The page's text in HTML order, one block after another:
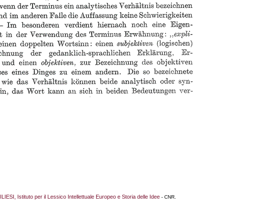
ILIESI, Istituto per il Lessico Intellettuale Europeo e Storia delle Idee - CNR.